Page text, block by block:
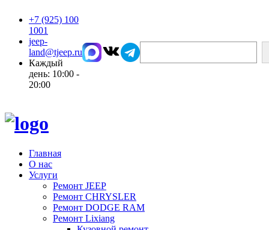
+7 (925) 100
1001
jeep-
land@tjeep.ru
Каждый
день: 10:00 -
20:00
Главная
О нас
Услуги
Ремонт JEEP
Ремонт CHRYSLER
Ремонт DODGE RAM
Ремонт Lixiang